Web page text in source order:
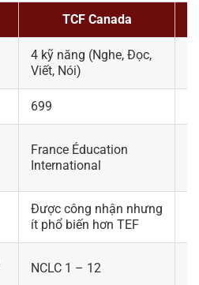
TCF Canada
4 kỹ năng (Nghe, Đọc,
Viết, Nói)
699
France Éducation
International
Được công nhận nhưng
ít phổ biến hơn TEF
NCLC 1 – 12